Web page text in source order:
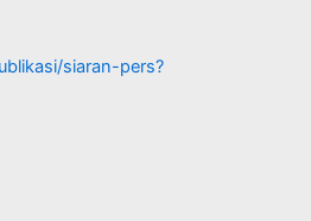
siaran-pers?